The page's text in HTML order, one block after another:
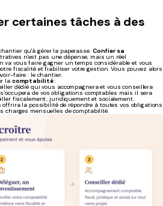
certaines tâches à des
qu'à gérer la paperasse. Confier sa
n'est pas une dépense, mais un réel
va vous faire gagner un temps considérable et vous
fiscalité et fiabiliser votre gestion. Vous pouvez alors
faire : le chantier.
la comptabilité:
dédié qui vous accompagnera et vous conseillera
de vos obligations comptables mais il sera
fiscalement, juridiquement et socialement.
la possibilité de répondre à toutes vos obligations
charges mensuelles de comptabilité.